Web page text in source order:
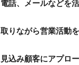
電話、メールなどを
取りながら営業活動
見込み顧客にアプロ